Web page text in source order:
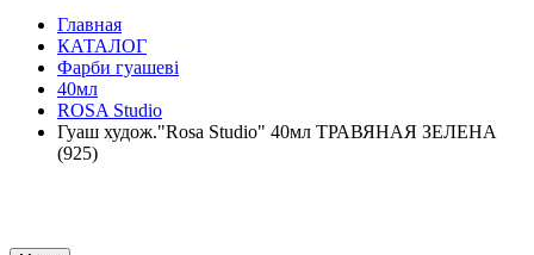
Главная
КАТАЛОГ
Фарби гуашеві
40мл
ROSA Studio
Гуаш худож."Rosa Studio" 40мл ТРАВЯНАЯ ЗЕЛЕНА
(925)